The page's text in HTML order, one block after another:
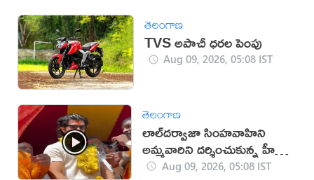
తెలంగాణ
TVS అపాచీ ధరల పెంపు
Aug 09, 2026, 05:08 IST
తెలంగాణ
లాల్‌దర్వాజా సింహవాహిని
అమ్మవారిని దర్శించుకున్న హీరో
విజయ్‌Aug 09, 2026, 05:08 IST